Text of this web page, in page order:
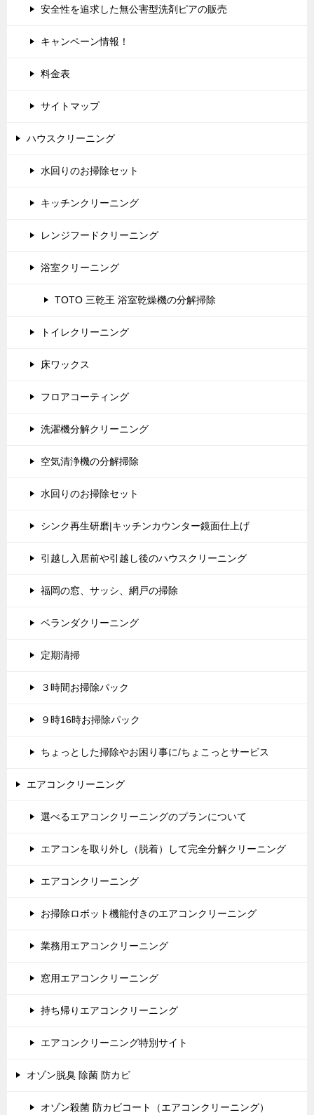
安全性を追求した無公害型洗剤ピアの販売
キャンペーン情報！
料金表
サイトマップ
ハウスクリーニング
水回りのお掃除セット
キッチンクリーニング
レンジフードクリーニング
浴室クリーニング
TOTO 三乾王 浴室乾燥機の分解掃除
トイレクリーニング
床ワックス
フロアコーティング
洗濯機分解クリーニング
空気清浄機の分解掃除
水回りのお掃除セット
シンク再生研磨|キッチンカウンター鏡面仕上げ
引越し入居前や引越し後のハウスクリーニング
福岡の窓、サッシ、網戸の掃除
ベランダクリーニング
定期清掃
３時間お掃除パック
９時16時お掃除パック
ちょっとした掃除やお困り事に/ちょこっとサービス
エアコンクリーニング
選べるエアコンクリーニングのプランについて
エアコンを取り外し（脱着）して完全分解クリーニング
エアコンクリーニング
お掃除ロボット機能付きのエアコンクリーニング
業務用エアコンクリーニング
窓用エアコンクリーニング
持ち帰りエアコンクリーニング
エアコンクリーニング特別サイト
オゾン脱臭 除菌 防カビ
オゾン殺菌 防カビコート（エアコンクリーニング）